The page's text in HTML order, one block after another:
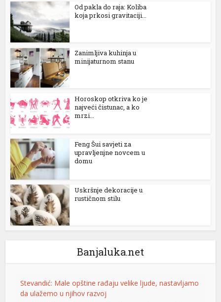
Od pakla do raja: Koliba
koja prkosi gravitaciji...
Zanimljiva kuhinja u
minijaturnom stanu
Horoskop otkriva ko je
najveći čistunac, a ko
mrzi...
Feng Šui savjeti za
upravljenjne novcem u
domu
Uskršnje dekoracije u
rustičnom stilu
Banjaluka.net
Stevandić: Male opštine rađaju velike ljude, nastavljamo
da ulažemo u njihov razvoj